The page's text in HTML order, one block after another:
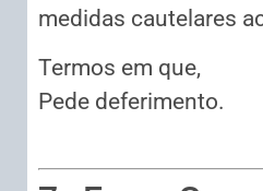
medidas cautelares
Termos em que,
Pede deferimento.